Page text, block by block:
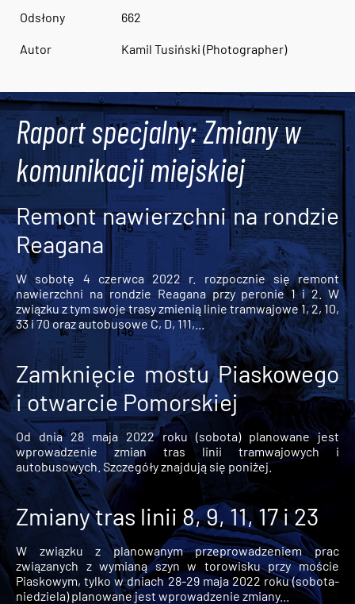
Odsłony 662
Autor Kamil Tusiński (Photographer)
Raport specjalny: Zmiany w
komunikacji miejskiej
Remont nawierzchni na rondzie
Reagana
W sobotę 4 czerwca 2022 r. rozpocznie się remont
nawierzchni na rondzie Reagana przy peronie 1 i 2. W
związku z tym swoje trasy zmienią linie tramwajowe 1, 2, 10,
33 i 70 oraz autobusowe C, D, 111,...
Zamknięcie mostu Piaskowego
i otwarcie Pomorskiej
Od dnia 28 maja 2022 roku (sobota) planowane jest
wprowadzenie zmian tras linii tramwajowych i
autobusowych. Szczegóły znajdują się poniżej.
Zmiany tras linii 8, 9, 11, 17 i 23
W związku z planowanym przeprowadzeniem prac
związanych z wymianą szyn w torowisku przy moście
Piaskowym, tylko w dniach 28-29 maja 2022 roku (sobota-
niedziela) planowane jest wprowadzenie zmiany...